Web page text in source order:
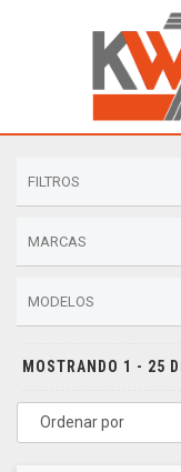
FILTROS
MARCAS
MODELOS
MOSTRANDO 1 - 25
Ordenar por